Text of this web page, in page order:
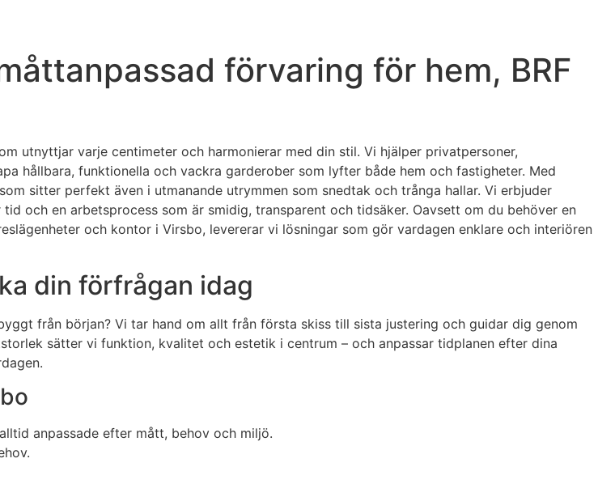
förvaring för hem, BRF
utnyttjar varje centimeter och harmonierar med din stil. Vi hjälper privatpersoner,
hållbara, funktionella och vackra garderober som lyfter både hem och fastigheter. Med
sitter perfekt även i utmanande utrymmen som snedtak och trånga hallar. Vi erbjuder
och en arbetsprocess som är smidig, transparent och tidsäker. Oavsett om du behöver en
och kontor i Virsbo, levererar vi lösningar som gör vardagen enklare och interiören
din förfrågan idag
från början? Vi tar hand om allt från första skiss till sista justering och guidar dig genom
sätter vi funktion, kvalitet och estetik i centrum – och anpassar tidplanen efter dina
anpassade efter mått, behov och miljö.